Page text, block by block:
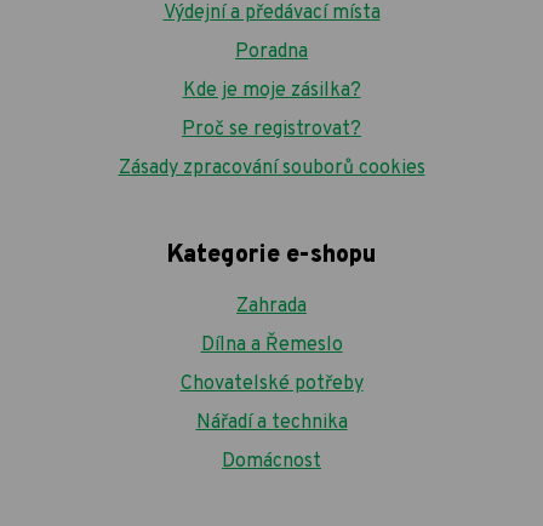
Výdejní a předávací místa
Poradna
Kde je moje zásilka?
Proč se registrovat?
Zásady zpracování souborů cookies
Kategorie e-shopu
Zahrada
Dílna a Řemeslo
Chovatelské potřeby
Nářadí a technika
Domácnost